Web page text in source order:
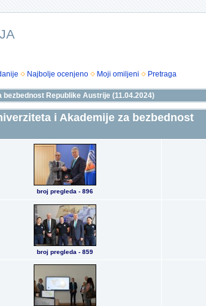
Najbolje ocenjeno Moji omiljeni Pretraga
Republike Austrije (11.04.2024)
i Akademije za bezbednost
broj pregleda - 896
broj pregleda - 859